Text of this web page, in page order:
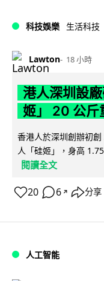
科技娛樂 生活科技
Lawton 18 小時
港人深圳設
姬」 20 公斤
香港人於深圳創辦初
人「硅姬」，身高
閱讀全文
20 6 ↗ 分享
人工智能